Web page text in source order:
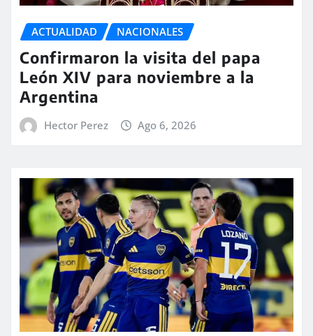
ACTUALIDAD NACIONALES
Confirmaron la visita del papa
León XIV para noviembre a la
Argentina
Hector Perez Ago 6, 2026